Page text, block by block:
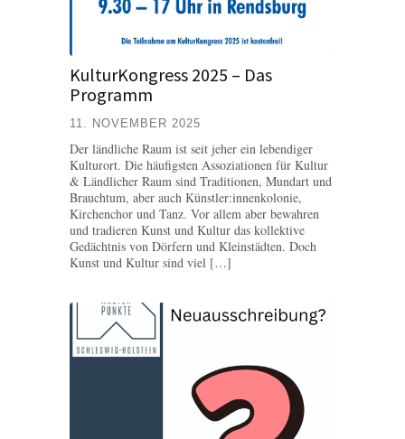
KulturKongress 2025 – Das
Programm
11. NOVEMBER 2025
Der ländliche Raum ist seit jeher ein lebendiger
Kulturort. Die häufigsten Assoziationen für Kultur
& Ländlicher Raum sind Traditionen, Mundart und
Brauchtum, aber auch Künstler:innenkolonie,
Kirchenchor und Tanz. Vor allem aber bewahren
und tradieren Kunst und Kultur das kollektive
Gedächtnis von Dörfern und Kleinstädten. Doch
Kunst und Kultur sind viel […]